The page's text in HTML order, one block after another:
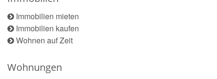
Immobilien mieten
Immobilien kaufen
Wohnen auf Zeit
Wohnungen